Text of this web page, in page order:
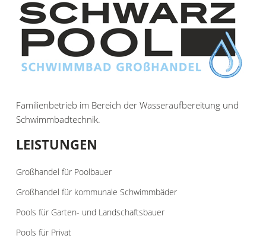
Familienbetrieb im Bereich der Wasseraufbereitung und
Schwimmbadtechnik.
LEISTUNGEN
Großhandel für Poolbauer
Großhandel für kommunale Schwimmbäder
Pools für Garten- und Landschaftsbauer
Pools für Privat